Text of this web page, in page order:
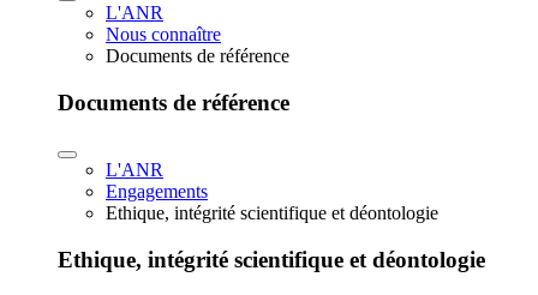
L'ANR
Nous connaître
Documents de référence
Documents de référence
L'ANR
Engagements
Ethique, intégrité scientifique et déontologie
Ethique, intégrité scientifique et déontologie